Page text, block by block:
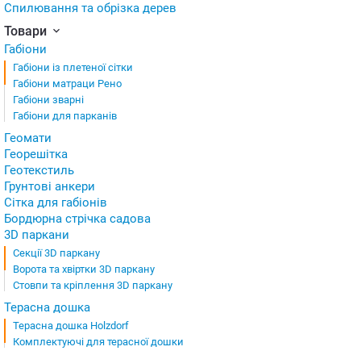
Спилювання та обрізка дерев
Товари
Габіони
Габіони із плетеної сітки
Габіони матраци Рено
Габіони зварні
Габіони для парканів
Геомати
Георешітка
Геотекстиль
Грунтові анкери
Сітка для габіонів
Бордюрна стрічка садова
3D паркани
Секції 3D паркану
Ворота та хвіртки 3D паркану
Стовпи та кріплення 3D паркану
Терасна дошка
Терасна дошка Holzdorf
Комплектуючі для терасної дошки